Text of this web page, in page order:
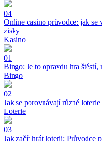
04
Online casino průvodce: jak se
zisky
Kasino
01
Bingo: Je to opravdu hra štěstí,
Bingo
02
Jak se porovnávají různé
Loterie
03
Jak začít hrát loterii: Průvodce